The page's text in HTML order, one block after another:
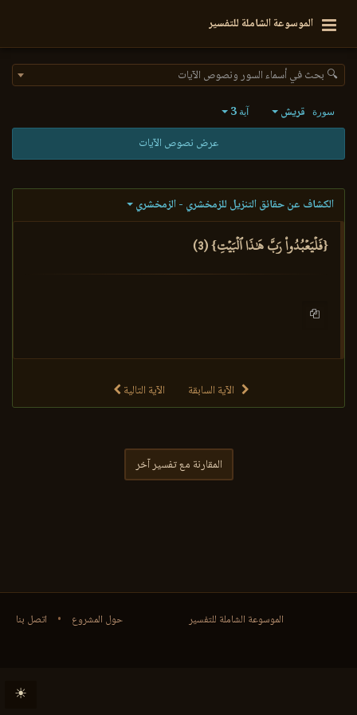
الموسوعة الشاملة للتفسير
🔍 بحث في أسماء السور ونصوص الآيات
سورة قريش آية 3
عرض نصوص الآيات
الكشاف عن حقائق التنزيل للزمخشري - الزمخشري
{فَلۡيَعۡبُدُواْ رَبَّ هَٰذَا ٱلۡبَيۡتِ} (3)
الآية السابقة الآية التالية
المقارنة مع تفسير آخر
حول المشروع • اتصل بنا الموسوعة الشاملة للتفسير
☀